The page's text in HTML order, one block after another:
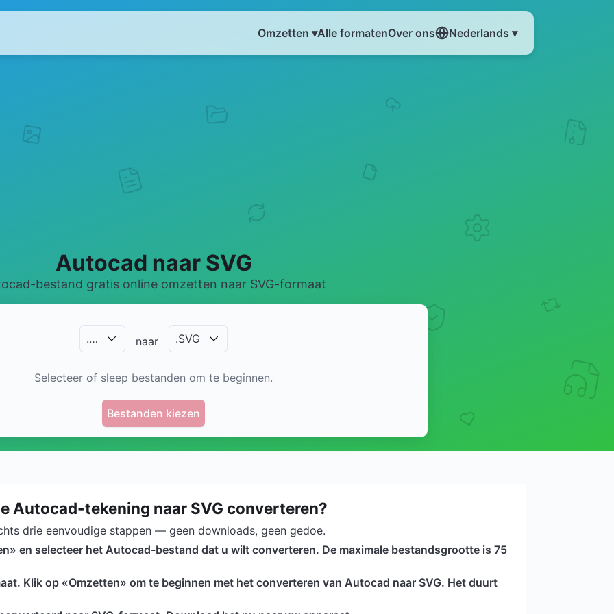
Omzetten ▾Alle formatenOver ons Nederlands ▾
Autocad naar SVG
bestand gratis online omzetten naar SVG-formaat
.… naar .SVG
Selecteer of sleep bestanden om te beginnen.
Bestanden kiezen
Autocad-tekening naar SVG converteren?
drie eenvoudige stappen — geen downloads, geen gedoe.
en selecteer het Autocad-bestand dat u wilt converteren. De maximale bestandsgrootte is 75
Klik op «Omzetten» om te beginnen met het converteren van Autocad naar SVG. Het duurt